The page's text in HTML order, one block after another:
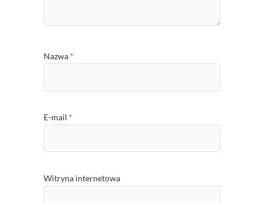
Nazwa *
E-mail *
Witryna internetowa